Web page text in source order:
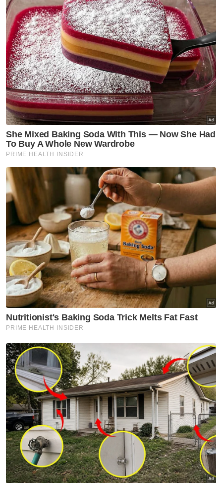
Berita Telus & Tulus menerusi E-Mel setiap
hari!
“Pada Februari 2023, Mesyuarat Khas Panel
Pakar Akidah mengenai isu GISBH diadakan
melibatkan Pusat Sebaran Maklumat
Nasional (Nadi), Bahagian Ancaman Ekstrimis
Sosial E2, cawangan khas PDRM dan
pertemuan dengan bekas pengikut GISBH.
“Seterusnya pada Februari 2024, satu
pertemuan bersama Ketua Pegawai
Eksekutif GISBH diadakan bagi mengkaji lebih
mendalam isu isu akidah, syariah dan tasawuf
dalam syarikat tersebut,” ujarnya.
Muat turun aplikasi Sinar Harian.Klik di sini!
Jakim
GISBH
GISB
Rumah Amal
Liwat